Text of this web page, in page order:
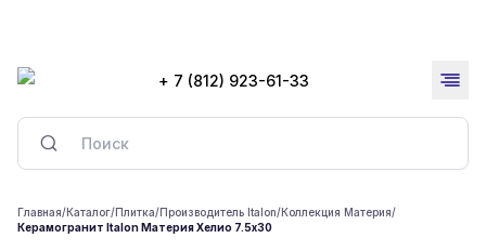
+ 7 (812) 923-61-33
Главная/Каталог/Плитка/Производитель Italon/Коллекция Материя/
Керамогранит Italon Материя Хелио 7.5x30